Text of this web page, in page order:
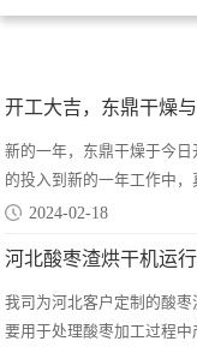
开工大吉，东鼎干燥
新的一年，东鼎干燥于今
的投入到新的一年工作中，
2024-02-18
河北酸枣渣烘干机运
我司为河北客户定制的酸
要用于处理酸枣加工过程